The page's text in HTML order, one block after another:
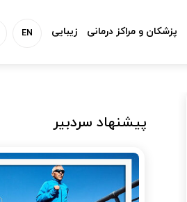
EN پزشکان و مراکز درمانی زیبایی
پیشنهاد سردبیر